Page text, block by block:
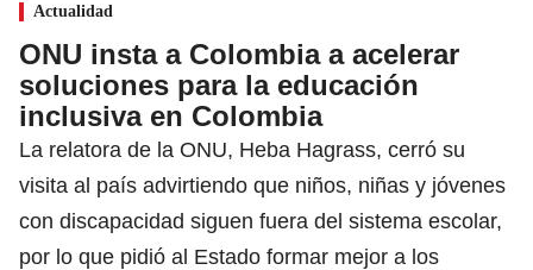
Actualidad
ONU insta a Colombia a acelerar
soluciones para la educación
inclusiva en Colombia
La relatora de la ONU, Heba Hagrass, cerró su
visita al país advirtiendo que niños, niñas y jóvenes
con discapacidad siguen fuera del sistema escolar,
por lo que pidió al Estado formar mejor a los